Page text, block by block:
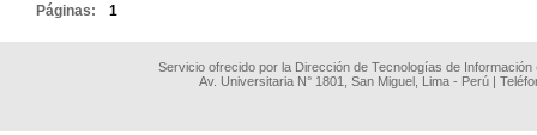
Páginas: 1
Servicio ofrecido por la Dirección de Tecnologías de
Av. Universitaria N° 1801, San Miguel, Lima - Perú |